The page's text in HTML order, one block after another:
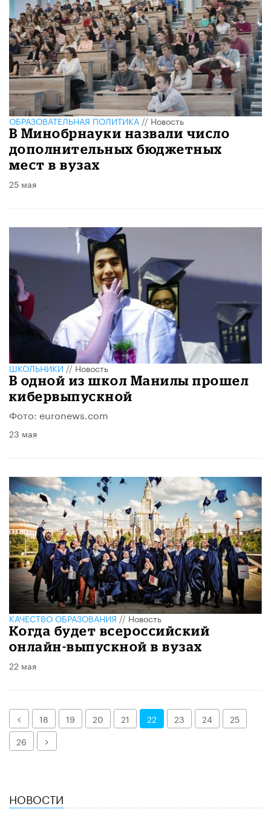
ОБРАЗОВАТЕЛЬНАЯ ПОЛИТИКА//Новость
В Минобрнауки назвали число
дополнительных бюджетных
мест в вузах
25 мая
ШКОЛЬНИКИ//Новость
​В одной из школ Манилы прошел
кибервыпускной
Фото: euronews.com
23 мая
КАЧЕСТВО ОБРАЗОВАНИЯ//Новость
Когда будет всероссийский
онлайн-выпускной в вузах
22 мая
Назад18 19 20 21 22 23 24
25
26
Далее
НОВОСТИ